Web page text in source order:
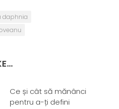
daphnia
Ce și cât să mănânci
pentru a-ți defini